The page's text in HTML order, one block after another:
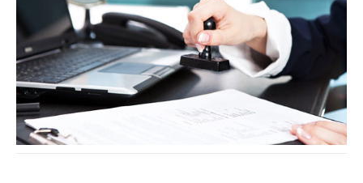
Обучение по
вопросам
антимонопольного
регулирования и
конкурентной
политики